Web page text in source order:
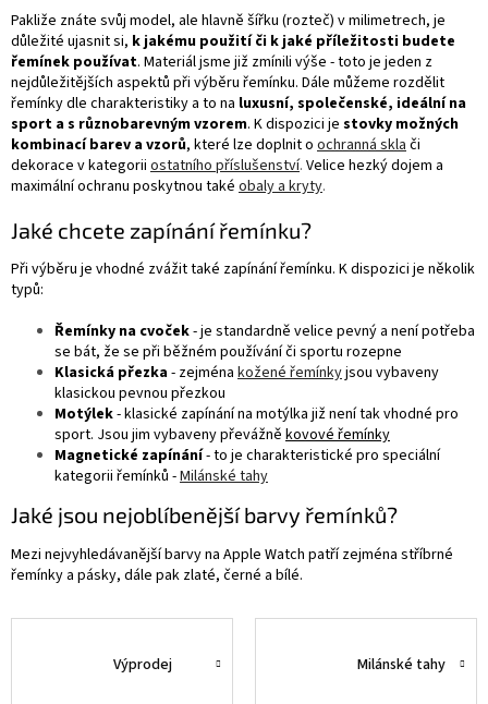
Pakliže znáte svůj model, ale hlavně šířku (rozteč) v milimetrech, je
důležité ujasnit si, k jakému použití či k jaké příležitosti budete
řemínek používat. Materiál jsme již zmínili výše - toto je jeden z
nejdůležitějších aspektů při výběru řemínku. Dále můžeme rozdělit
řemínky dle charakteristiky a to na luxusní, společenské, ideální na
sport a s různobarevným vzorem. K dispozici je stovky možných
kombinací barev a vzorů, které lze doplnit o ochranná skla či
dekorace v kategorii ostatního příslušenství. Velice hezký dojem a
maximální ochranu poskytnou také obaly a kryty.
Jaké chcete zapínání řemínku?
Při výběru je vhodné zvážit také zapínání řemínku. K dispozici je několik
typů:
Řemínky na cvoček- je standardně velice pevný a není potřeba
se bát, že se při běžném používání či sportu rozepne
Klasická přezka- zejména kožené řemínkyjsou vybaveny
klasickou pevnou přezkou
Motýlek- klasické zapínání na motýlka již není tak vhodné pro
sport. Jsou jim vybaveny převážně kovové řemínky
Magnetické zapínání- to je charakteristické pro speciální
kategorii řemínků -Milánské tahy
Jaké jsou nejoblíbenější barvy řemínků?
Mezi nejvyhledávanější barvy na Apple Watch patří zejména stříbrné
řemínky a pásky, dále pak zlaté, černé a bílé.
Výprodej Milánské tahy